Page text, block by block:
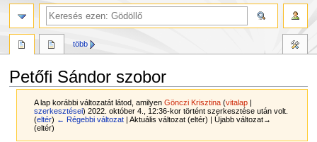
Petőfi Sándor szobor
A lap korábbi változatát látod, amilyenGönczi Krisztina (vitalap |
szerkesztései) 2022. október 4., 12:36-kor történt szerkesztése után volt.
(eltér) ← Régebbi változat | Aktuális változat (eltér) | Újabb változat→
(eltér)
több